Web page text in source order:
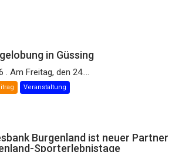
in Güssing
. Am Freitag, den 24....
Veranstaltung
Burgenland ist neuer Partner
Sporterlebnistage